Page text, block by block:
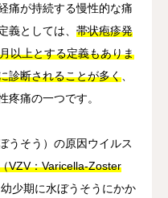
痛が持続する慢性的な痛
義としては、 帯状疱疹発
以上とする定義もありま
診断されることが多く
疼痛の一つです。
うそう）の原因ウイルス
VZV：Varicella-Zoster
少期に水ぼうそうにかか